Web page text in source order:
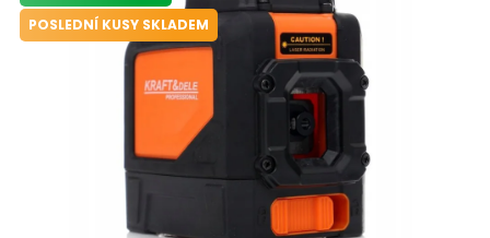
Dětská hřiště
POSLEDNÍ KUSY SKLADEM